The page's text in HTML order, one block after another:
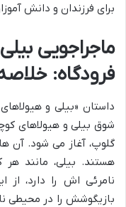
برای فرزندان و دانش
ماجراجویی
فرودگاه:
شوق بیلی و هیولاهای
گلوپ، آغاز می شود. آن
هستند. بیلی، مانند
نامرئی اش را دارد، از
بازیگوشش را در محیطی